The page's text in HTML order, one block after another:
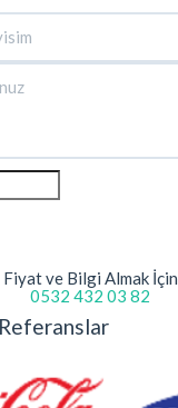
Fiyat ve Bilgi Almak İçin
0532 432 03 82